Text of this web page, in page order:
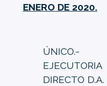
ENERO DE 2020.
ÚNICO.-
DIRECTO